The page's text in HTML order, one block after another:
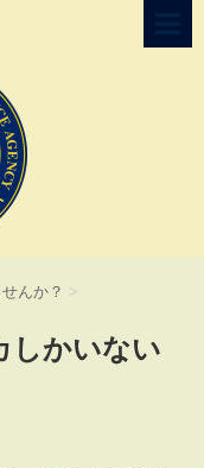
んか？ >
しかいない